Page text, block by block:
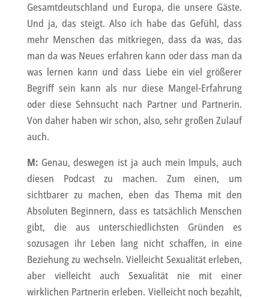
Gesamtdeutschland und Europa, die unsere Gäste.
Und ja, das steigt. Also ich habe das Gefühl, dass
mehr Menschen das mitkriegen, dass da was, das
man da was Neues erfahren kann oder dass man da
was lernen kann und dass Liebe ein viel größerer
Begriff sein kann als nur diese Mangel-Erfahrung
oder diese Sehnsucht nach Partner und Partnerin.
Von daher haben wir schon, also, sehr großen Zulauf
auch.
M:Genau, deswegen ist ja auch mein Impuls, auch
diesen Podcast zu machen. Zum einen, um
sichtbarer zu machen, eben das Thema mit den
Absoluten Beginnern, dass es tatsächlich Menschen
gibt, die aus unterschiedlichsten Gründen es
sozusagen ihr Leben lang nicht schaffen, in eine
Beziehung zu wechseln. Vielleicht Sexualität erleben,
aber vielleicht auch Sexualität nie mit einer
wirklichen Partnerin erleben. Vielleicht noch bezahlt,